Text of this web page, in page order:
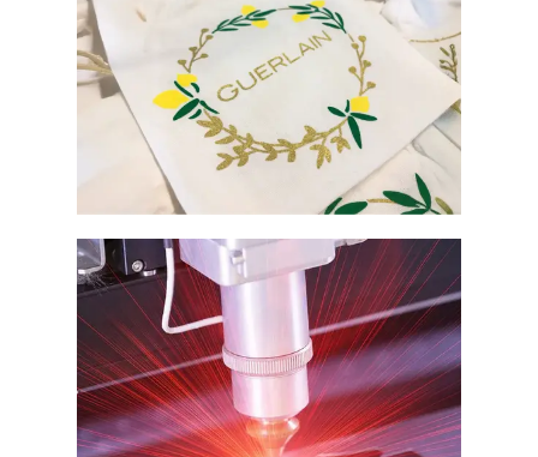
FLOCAGE & FLEX